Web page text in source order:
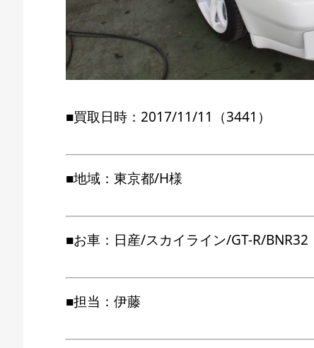
■買取日時：2017/11/11（3441）
■地域：東京都/H様
■お車：日産/スカイライン/GT-R/BNR32
■担当：伊藤